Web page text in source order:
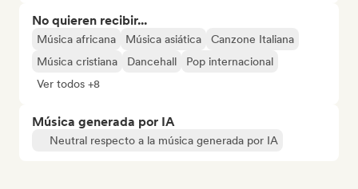
No quieren recibir...
Música africana Música asiática
Canzone Italiana
Música cristiana
Dancehall
Pop internacional
Ver todos +8
Música generada por IA
Neutral respecto a la música generada por IA